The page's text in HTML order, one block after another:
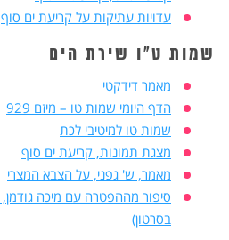
עדויות עתיקות על קריעת ים סוף
שמות ט"ו שירת הים
מאמר דידקטי
הדף היומי שמות טו – מיזם 929
שמות טו למיטיבי לכת
מצגת תמונות, קריעת ים סוף
מאמר, ש' גפני, על הצבא המצרי
בסרטון)